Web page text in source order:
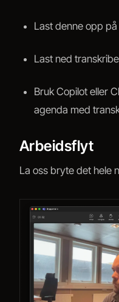
Last denne opp
Last ned
Bruk Copilot eller
agenda med
Arbeidsflyt
La oss bryte det hele